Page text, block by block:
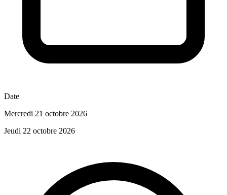
Date
Mercredi 21 octobre 2026
Jeudi 22 octobre 2026